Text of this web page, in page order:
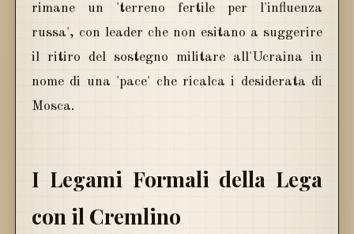
rimane un 'terreno fertile per l'influenza
russa', con leader che non esitano a suggerire
il ritiro del sostegno militare all'Ucraina in
nome di una 'pace' che ricalca i desiderata di
Mosca.
I Legami Formali della Lega
con il Cremlino